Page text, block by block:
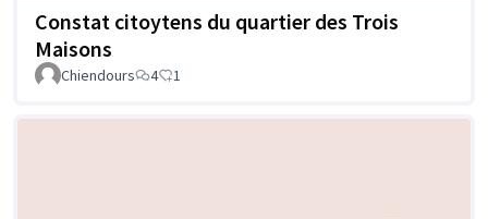
Constat citoytens du quartier des Trois
Maisons
Chiendours 4 1